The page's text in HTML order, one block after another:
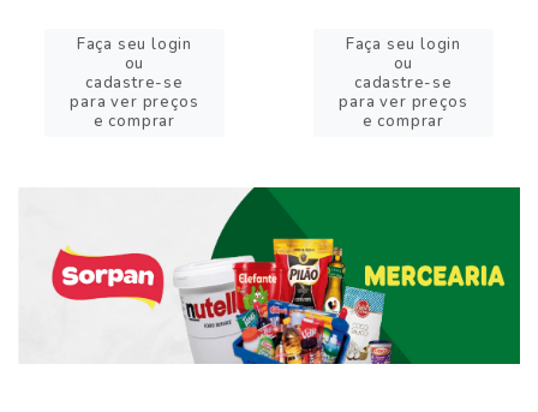
Faça seu login
ou
cadastre-se
para ver preços
e comprar
Faça seu login
ou
cadastre-se
para ver preços
e comprar